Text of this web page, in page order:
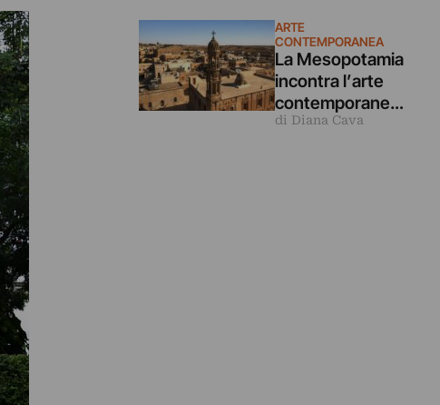
ARTE
CONTEMPORANEA
La Mesopotamia
incontra l’arte
contemporanea:
arriva la settima
di Diana Cava